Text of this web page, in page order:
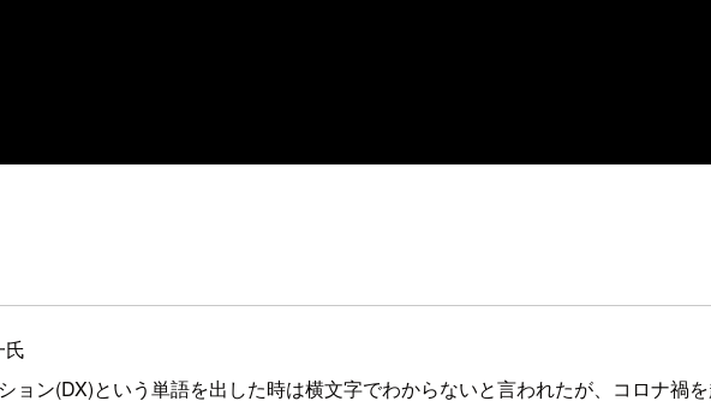
氏
ョン(DX)という単語を出した時は横文字でわからないと言われたが、コロナ禍